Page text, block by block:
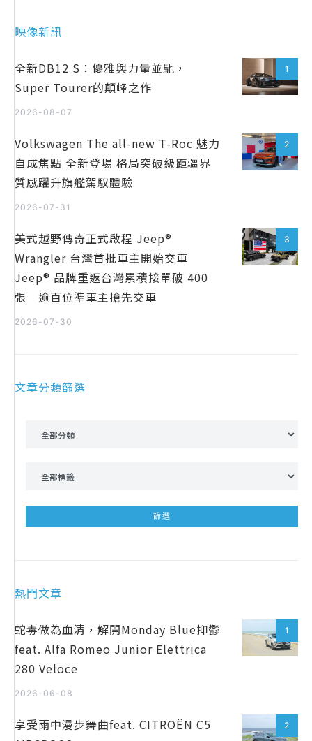
映像新訊
1
全新DB12 S：優雅與力量並馳，
Super Tourer的顛峰之作
2026-08-07
2
Volkswagen The all-new T-Roc 魅力
自成焦點 全新登場 格局突破級距疆界
質感躍升旗艦駕馭體驗
2026-07-31
3
美式越野傳奇正式啟程 Jeep®
Wrangler 台灣首批車主開始交車
Jeep® 品牌重返台灣累積接單破 400
張 逾百位準車主搶先交車
2026-07-30
文章分類篩選
熱門文章
1
蛇毒做為血清，解開Monday Blue抑鬱
feat. Alfa Romeo Junior Elettrica
280 Veloce
2026-06-08
2
享受雨中漫步舞曲feat. CITROËN C5